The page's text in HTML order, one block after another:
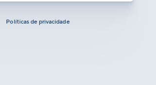
Políticas de privacidade